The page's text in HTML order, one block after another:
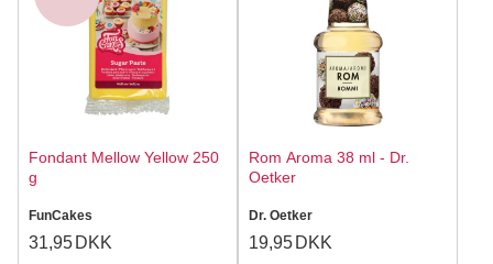
Fondant Mellow Yellow 250
g
FunCakes
31,95 DKK
Rom Aroma 38 ml - Dr.
Oetker
Dr. Oetker
19,95 DKK